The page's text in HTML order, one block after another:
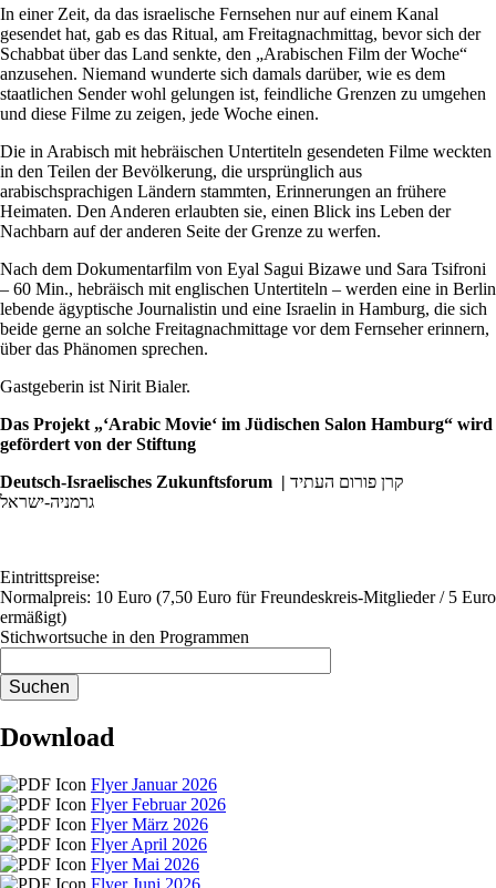
In einer Zeit, da das israelische Fernsehen nur auf einem Kanal
gesendet hat, gab es das Ritual, am Freitagnachmittag, bevor sich der
Schabbat über das Land senkte, den „Arabischen Film der Woche“
anzusehen. Niemand wunderte sich damals darüber, wie es dem
staatlichen Sender wohl gelungen ist, feindliche Grenzen zu umgehen
und diese Filme zu zeigen, jede Woche einen.
Die in Arabisch mit hebräischen Untertiteln gesendeten Filme weckten
in den Teilen der Bevölkerung, die ursprünglich aus
arabischsprachigen Ländern stammten, Erinnerungen an frühere
Heimaten. Den Anderen erlaubten sie, einen Blick ins Leben der
Nachbarn auf der anderen Seite der Grenze zu werfen.
Nach dem Dokumentarfilm von Eyal Sagui Bizawe und Sara Tsifroni
– 60 Min., hebräisch mit englischen Untertiteln – werden eine in Berlin
lebende ägyptische Journalistin und eine Israelin in Hamburg, die sich
beide gerne an solche Freitagnachmittage vor dem Fernseher erinnern,
über das Phänomen sprechen.
Gastgeberin ist Nirit Bialer.
Das Projekt „‘Arabic Movie‘ im Jüdischen Salon Hamburg“ wird
gefördert von der Stiftung
Deutsch-Israelisches Zukunftsforum | קרן פורום העתיד
גרמניה-ישראל
Eintrittspreise:
Normalpreis: 10 Euro (7,50 Euro für Freundeskreis-Mitglieder / 5 Euro
ermäßigt)
Stichwortsuche in den Programmen
Download
Flyer Januar 2026
Flyer Februar 2026
Flyer März 2026
Flyer April 2026
Flyer Mai 2026
Flyer Juni 2026